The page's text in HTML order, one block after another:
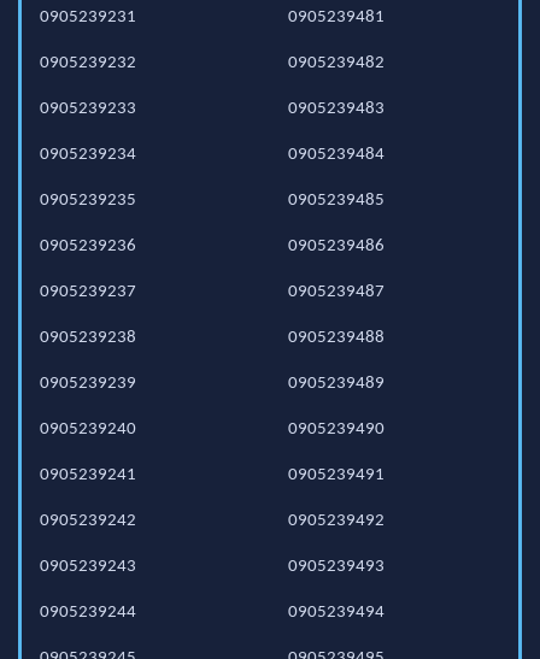
0905239231
0905239232
0905239233
0905239234
0905239235
0905239236
0905239237
0905239238
0905239239
0905239240
0905239241
0905239242
0905239243
0905239244
0905239481
0905239482
0905239483
0905239484
0905239485
0905239486
0905239487
0905239488
0905239489
0905239490
0905239491
0905239492
0905239493
0905239494